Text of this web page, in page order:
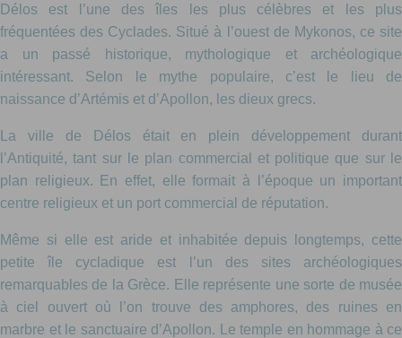
Délos est l’une des îles les plus célèbres et les plus
fréquentées des Cyclades. Situé à l’ouest de Mykonos, ce site
a un passé historique, mythologique et archéologique
intéressant. Selon le mythe populaire, c’est le lieu de
naissance d’Artémis et d’Apollon, les dieux grecs.
La ville de Délos était en plein développement durant
l’Antiquité, tant sur le plan commercial et politique que sur le
plan religieux. En effet, elle formait à l’époque un important
centre religieux et un port commercial de réputation.
Même si elle est aride et inhabitée depuis longtemps, cette
petite île cycladique est l’un des sites archéologiques
remarquables de la Grèce. Elle représente une sorte de musée
à ciel ouvert où l’on trouve des amphores, des ruines en
marbre et le sanctuaire d’Apollon. Le temple en hommage à ce